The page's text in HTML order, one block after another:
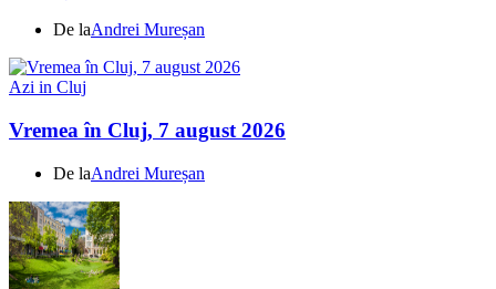
De laAndrei Mureșan
Azi in Cluj
Vremea în Cluj, 7 august 2026
De laAndrei Mureșan